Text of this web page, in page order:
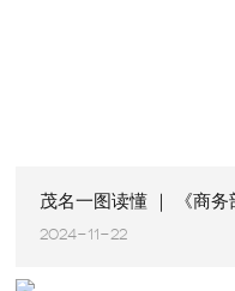
茂名一图读懂 ｜ 《商
2024-11-22